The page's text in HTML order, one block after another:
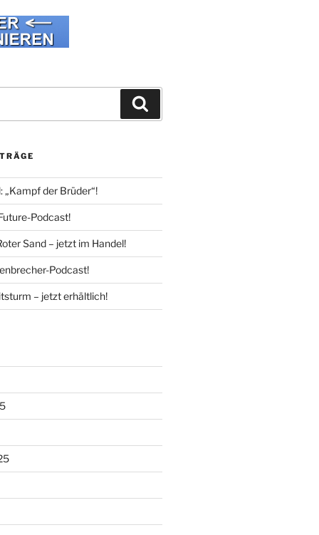
„Kampf der Brüder“!
Podcast!
Sand – jetzt im Handel!
Podcast!
– jetzt erhältlich!